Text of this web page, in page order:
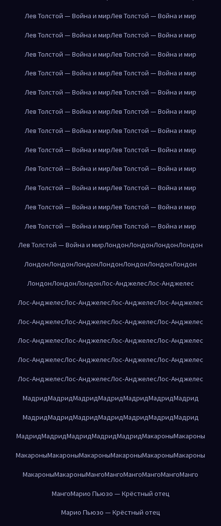
Лев Толстой — Война и мирЛев Толстой — Война и мир
Лев Толстой — Война и мирЛев Толстой — Война и мир
Лев Толстой — Война и мирЛев Толстой — Война и мир
Лев Толстой — Война и мирЛев Толстой — Война и мир
Лев Толстой — Война и мирЛев Толстой — Война и мир
Лев Толстой — Война и мирЛев Толстой — Война и мир
Лев Толстой — Война и мирЛев Толстой — Война и мир
Лев Толстой — Война и мирЛев Толстой — Война и мир
Лев Толстой — Война и мирЛев Толстой — Война и мир
Лев Толстой — Война и мирЛев Толстой — Война и мир
Лев Толстой — Война и мирЛев Толстой — Война и мир
Лев Толстой — Война и мирЛев Толстой — Война и мир
Лев Толстой — Война и мирЛондонЛондонЛондонЛондон
ЛондонЛондонЛондонЛондонЛондонЛондонЛондон
ЛондонЛондонЛондонЛос-АнджелесЛос-Анджелес
Лос-АнджелесЛос-АнджелесЛос-АнджелесЛос-Анджелес
Лос-АнджелесЛос-АнджелесЛос-АнджелесЛос-Анджелес
Лос-АнджелесЛос-АнджелесЛос-АнджелесЛос-Анджелес
Лос-АнджелесЛос-АнджелесЛос-АнджелесЛос-Анджелес
Лос-АнджелесЛос-АнджелесЛос-АнджелесЛос-Анджелес
МадридМадридМадридМадридМадридМадридМадрид
МадридМадридМадридМадридМадридМадридМадрид
МадридМадридМадридМадридМадридМакароныМакароны
МакароныМакароныМакароныМакароныМакароныМакароны
МакароныМакароныМангоМангоМангоМангоМангоМанго
МангоМарио Пьюзо — Крёстный отец
Марио Пьюзо — Крёстный отец